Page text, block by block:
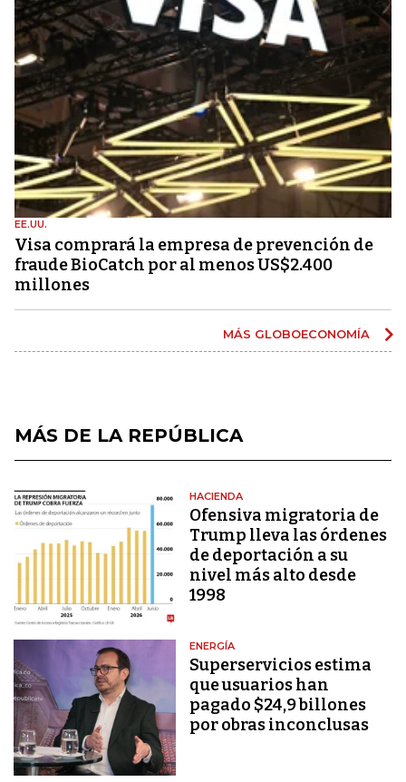
EE.UU.
Visa comprará la empresa de prevención de
fraude BioCatch por al menos US$2.400
millones
MÁS GLOBOECONOMÍA
MÁS DE LA REPÚBLICA
HACIENDA
Ofensiva migratoria de
Trump lleva las órdenes
de deportación a su
nivel más alto desde
1998
ENERGÍA
Superservicios estima
que usuarios han
pagado $24,9 billones
por obras inconclusas